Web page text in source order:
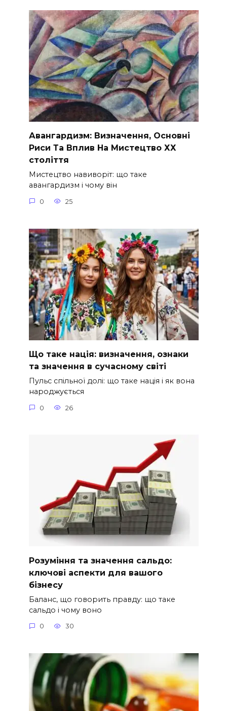
Авангардизм: Визначення, Основні
Риси Та Вплив На Мистецтво ХХ
століття
Мистецтво навиворіт: що таке
авангардизм і чому він
0 25
Що таке нація: визначення, ознаки
та значення в сучасному світі
Пульс спільної долі: що таке нація і як вона
народжується
0 26
Розуміння та значення сальдо:
ключові аспекти для вашого
бізнесу
Баланс, що говорить правду: що таке
сальдо і чому воно
0 30